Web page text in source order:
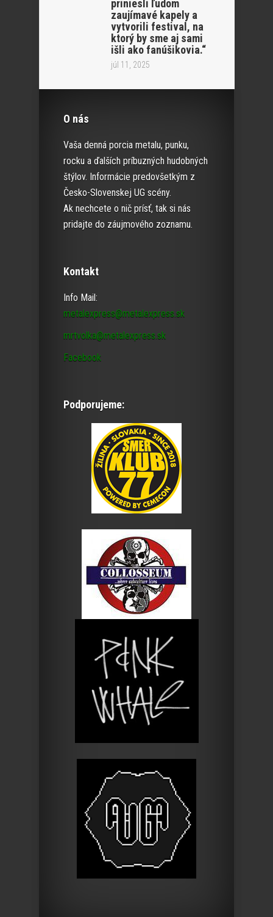
priniesli ľudom
zaujímavé kapely a
vytvorili festival, na
ktorý by sme aj sami
išli ako fanúšikovia.“
júl 11, 2025
O nás
Vaša denná porcia metalu, punku,
rocku a ďalších príbuzných hudobných
štýlov. Informácie predovšetkým z
Česko-Slovenskej UG scény.
Ak nechcete o nič prísť, tak si nás
pridajte do záujmového zoznamu.
Kontakt
Info Mail:
metalexpress@metalexpress.sk
mrtvolka@metalexpress.sk
Facebook
Podporujeme: